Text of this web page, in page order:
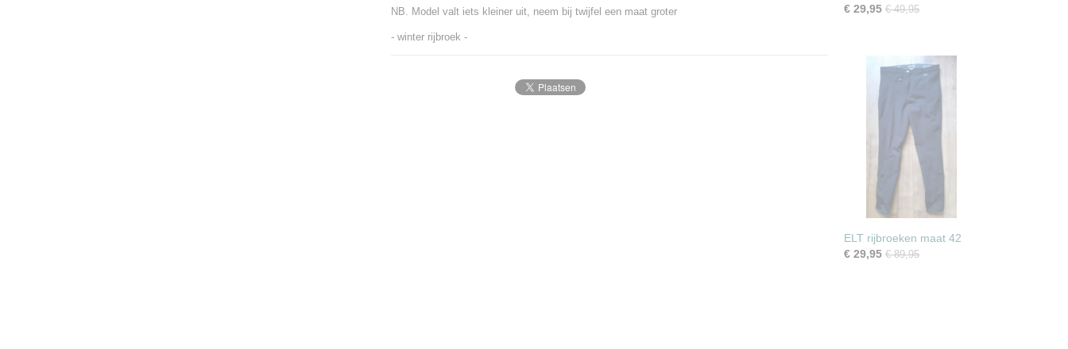
NB. Model valt iets kleiner uit, neem bij twijfel een maat groter
- winter rijbroek -
€ 29,95 € 49,95
ELT rijbroeken maat 42
€ 29,95 € 89,95